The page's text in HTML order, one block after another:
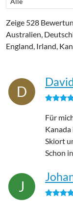
Zeige 528
Australien,
England, Irland,
D
David
Für
Skiort
Schon
J